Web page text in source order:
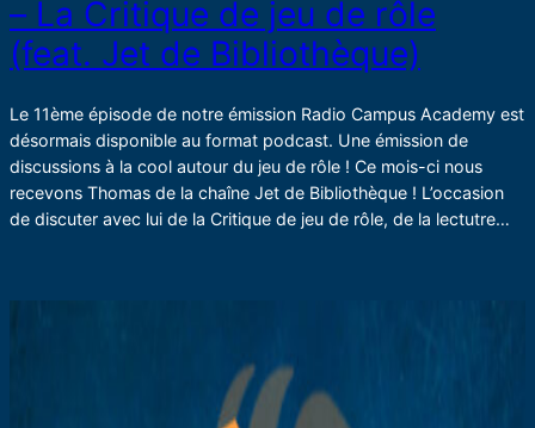
– La Critique de jeu de rôle
(feat. Jet de Bibliothèque)
Le 11ème épisode de notre émission Radio Campus Academy est
désormais disponible au format podcast. Une émission de
discussions à la cool autour du jeu de rôle ! Ce mois-ci nous
recevons Thomas de la chaîne Jet de Bibliothèque ! L’occasion
de discuter avec lui de la Critique de jeu de rôle, de la lectutre…